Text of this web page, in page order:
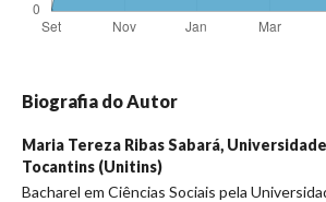
Biografia do Autor
Maria Tereza Ribas Sabará,
Tocantins (Unitins)
Bacharel em Ciências Sociais pela